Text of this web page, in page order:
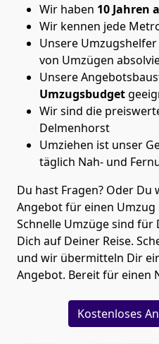
Wir haben 10 Jahren
Wir kennen jede
Unsere
von Umzügen
Unsere
Umzugsbudget
Wir sind die
Delmenhorst
Umziehen ist unser
täglich Nah- und
Du hast Fragen? Oder
Angebot für einen Umzug
Schnelle Umzügesind für
Dich auf Deiner Reise.
und wir übermitteln Dir
Angebot. Bereit für einen
Kostenloses